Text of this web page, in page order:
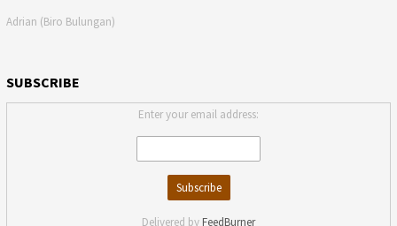
Adrian (Biro Bulungan)
SUBSCRIBE
Enter your email address:
Delivered by FeedBurner